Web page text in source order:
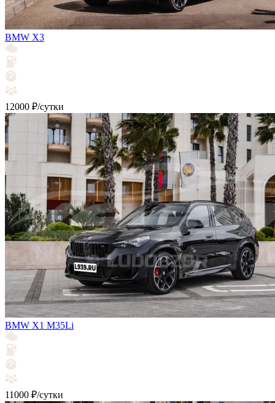
BMW X3
12000 ₽/сутки
BMW X1 M35Li
11000 ₽/сутки